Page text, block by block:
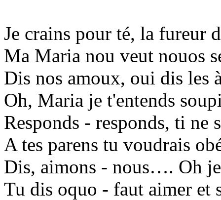
Je crains pour té, la fureur
Ma Maria nou veut nouos
Dis nos amoux, oui dis les
Oh, Maria je t'entends
Responds - responds, ti
A tes parens tu voudrais
Dis, aimons - nous…. Oh
Tu dis oquo - faut aimer